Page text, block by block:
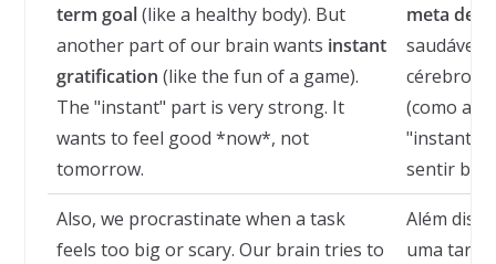
term goal(like a healthy body). But
another part of our brain wants instant
gratification (like the fun of a game).
The "instant" part is very strong. It
wants to feel good *now*, not
tomorrow.
meta de
cérebro
(como a
"instante"
sentir
Also, we procrastinate when a task
feels too big or scary. Our brain tries to
Além
uma